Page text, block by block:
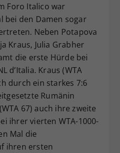
Foro Italico war
bei den Damen sogar
Neben Potapova
Kraus, Julia Grabher
die erste Hürde bei
d’Italia. Kraus (WTA
durch ein starkes 7:6
Rumänin
67) auch ihre zweite
ihrer vierten WTA-1000-
Mal die
ihren ersten